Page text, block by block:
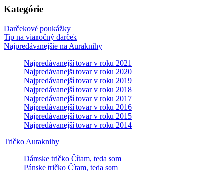
Kategórie
Darčekové poukážky
Tip na vianočný darček
Najpredávanejšie na Auraknihy
Najpredávanejší tovar v roku 2021
Najpredávanejší tovar v roku 2020
Najpredávanejší tovar v roku 2019
Najpredávanejší tovar v roku 2018
Najpredávanejší tovar v roku 2017
Najpredávanejší tovar v roku 2016
Najpredávanejší tovar v roku 2015
Najpredávanejší tovar v roku 2014
Tričko Auraknihy
Dámske tričko Čítam, teda som
Pánske tričko Čítam, teda som